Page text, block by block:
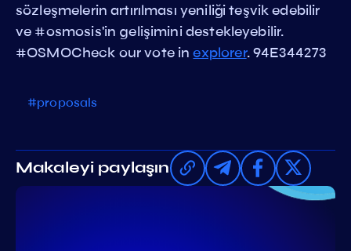
sözleşmelerin artırılması yeniliği teşvik edebilir
ve #osmosis'in gelişimini destekleyebilir.
#OSMOCheck our vote inexplorer. 94E344273
#proposals
Makaleyi paylaşın